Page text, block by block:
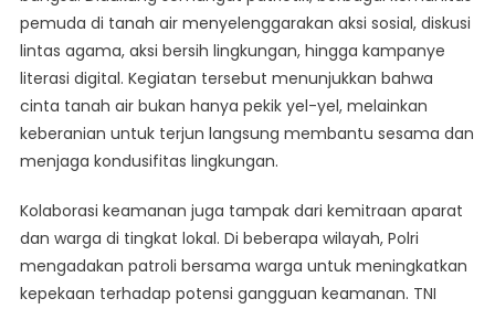
pemuda di tanah air menyelenggarakan aksi sosial, diskusi
lintas agama, aksi bersih lingkungan, hingga kampanye
literasi digital. Kegiatan tersebut menunjukkan bahwa
cinta tanah air bukan hanya pekik yel-yel, melainkan
keberanian untuk terjun langsung membantu sesama dan
menjaga kondusifitas lingkungan.
Kolaborasi keamanan juga tampak dari kemitraan aparat
dan warga di tingkat lokal. Di beberapa wilayah, Polri
mengadakan patroli bersama warga untuk meningkatkan
kepekaan terhadap potensi gangguan keamanan. TNI